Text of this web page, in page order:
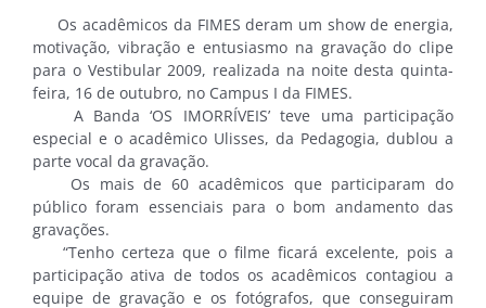
Os acadêmicos da FIMES deram um show de energia,
motivação, vibração e entusiasmo na gravação do clipe
para o Vestibular 2009, realizada na noite desta quinta-
feira, 16 de outubro, no Campus I da FIMES.
A Banda ‘OS IMORRÍVEIS’ teve uma participação
especial e o acadêmico Ulisses, da Pedagogia, dublou a
parte vocal da gravação.
Os mais de 60 acadêmicos que participaram do
público foram essenciais para o bom andamento das
gravações.
“Tenho certeza que o filme ficará excelente, pois a
participação ativa de todos os acadêmicos contagiou a
equipe de gravação e os fotógrafos, que conseguiram